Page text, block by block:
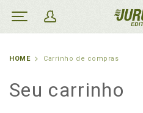
HOME Carrinho de compras
Seu carrinho